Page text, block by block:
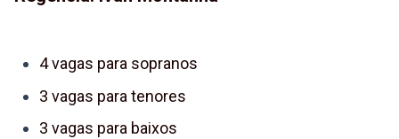
4 vagas para sopranos
3 vagas para tenores
3 vagas para baixos